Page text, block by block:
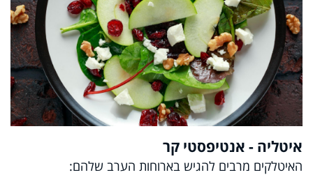
איטליה - אנטיפסטי קר
האיטלקים מרבים להגיש בארוחות הערב שלהם: